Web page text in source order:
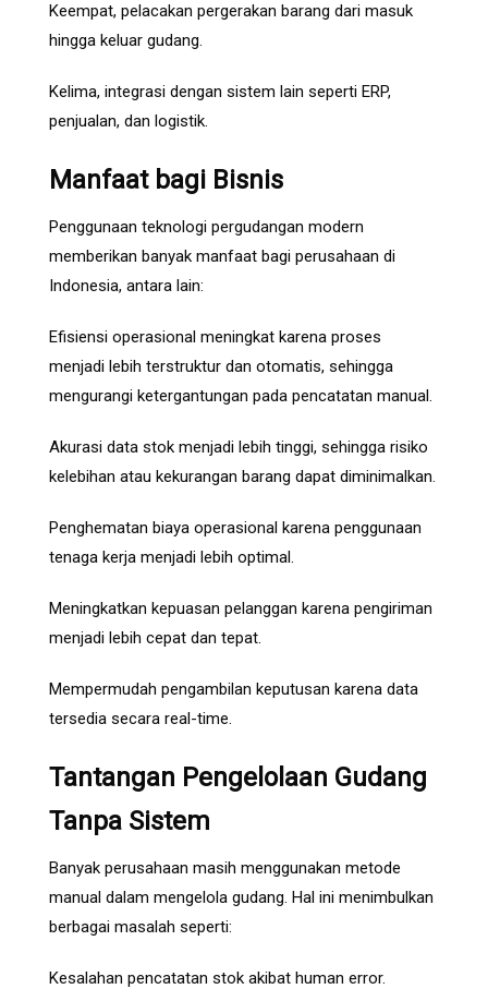
Keempat, pelacakan pergerakan barang dari masuk
hingga keluar gudang.
Kelima, integrasi dengan sistem lain seperti ERP,
penjualan, dan logistik.
Manfaat bagi Bisnis
Penggunaan teknologi pergudangan modern
memberikan banyak manfaat bagi perusahaan di
Indonesia, antara lain:
Efisiensi operasional meningkat karena proses
menjadi lebih terstruktur dan otomatis, sehingga
mengurangi ketergantungan pada pencatatan manual.
Akurasi data stok menjadi lebih tinggi, sehingga risiko
kelebihan atau kekurangan barang dapat diminimalkan.
Penghematan biaya operasional karena penggunaan
tenaga kerja menjadi lebih optimal.
Meningkatkan kepuasan pelanggan karena pengiriman
menjadi lebih cepat dan tepat.
Mempermudah pengambilan keputusan karena data
tersedia secara real-time.
Tantangan Pengelolaan Gudang
Tanpa Sistem
Banyak perusahaan masih menggunakan metode
manual dalam mengelola gudang. Hal ini menimbulkan
berbagai masalah seperti:
Kesalahan pencatatan stok akibat human error.